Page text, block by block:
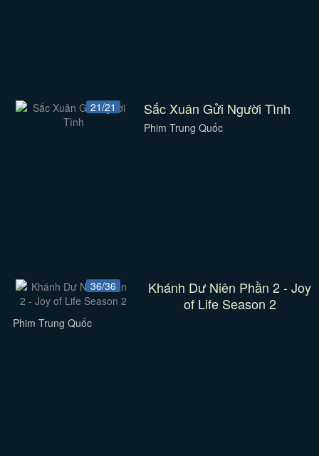
21/21 Sắc Xuân Gửi Người Tình
Phim Trung Quốc
36/36
Khánh Dư Niên Phần 2 - Joy
of Life Season 2
Phim Trung Quốc